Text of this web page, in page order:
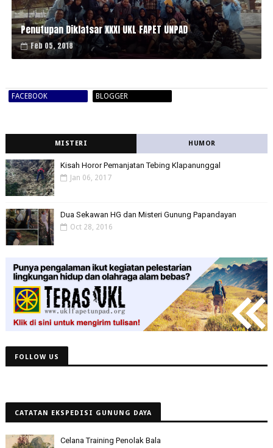
Penutupan Diklatsar XXXI UKL FAPET UNPAD
Feb 05, 2018
FACEBOOK BLOGGER
MISTERI HUMOR
Kisah Horor Pemanjatan Tebing Klapanunggal
Jan 06, 2017
Dua Sekawan HG dan Misteri Gunung Papandayan
Oct 28, 2016
FOLLOW US
CATATAN EKSPEDISI GUNUNG DAYA
Celana Training Penolak Bala